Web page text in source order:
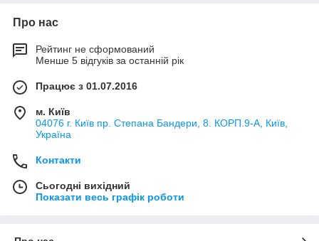
Про нас
Рейтинг не сформований
Менше 5 відгуків за останній рік
Працює з 01.07.2016
м. Київ
04076 г. Київ пр. Степана Бандери, 8. КОРП.9-А, Київ,
Україна
Контакти
Сьогодні вихідний
Показати весь графік роботи